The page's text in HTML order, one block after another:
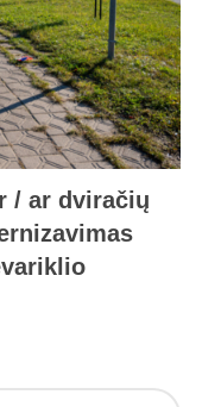
/ ar dviračių